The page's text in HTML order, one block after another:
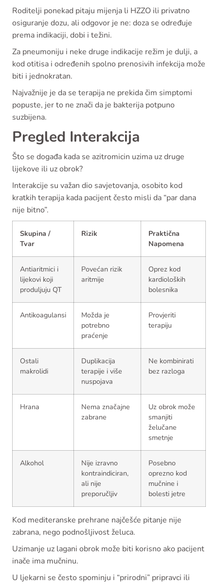
Roditelji ponekad pitaju mijenja li HZZO ili privatno
osiguranje dozu, ali odgovor je ne: doza se određuje
prema indikaciji, dobi i težini.
Za pneumoniju i neke druge indikacije režim je dulji, a
kod otitisa i određenih spolno prenosivih infekcija može
biti i jednokratan.
Najvažnije je da se terapija ne prekida čim simptomi
popuste, jer to ne znači da je bakterija potpuno
suzbijena.
Pregled Interakcija
Što se događa kada se azitromicin uzima uz druge
lijekove ili uz obrok?
Interakcije su važan dio savjetovanja, osobito kod
kratkih terapija kada pacijent često misli da “par dana
nije bitno”.
Skupina /
Tvar
Rizik
Praktična
Napomena
Antiaritmici i
lijekovi koji
produljuju QT
Povećan rizik
aritmije
Oprez kod
kardioloških
bolesnika
Antikoagulansi
Možda je
potrebno
praćenje
Provjeriti
terapiju
Ostali
makrolidi
Duplikacija
terapije i više
nuspojava
Ne kombinirati
bez razloga
Hrana
Nema značajne
zabrane
Uz obrok može
smanjiti
želučane
smetnje
Alkohol
Nije izravno
kontraindiciran,
ali nije
preporučljiv
Posebno
oprezno kod
mučnine i
bolesti jetre
Kod mediteranske prehrane najčešće pitanje nije
zabrana, nego podnošljivost želuca.
Uzimanje uz lagani obrok može biti korisno ako pacijent
inače ima mučninu.
U ljekarni se često spominju i “prirodni” pripravci ili